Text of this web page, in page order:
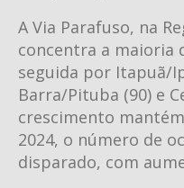
A Via Parafuso, na
concentra a maioria
seguida por Itapuã/
Barra/Pituba (90) e
crescimento
2024, o número de
disparado, com